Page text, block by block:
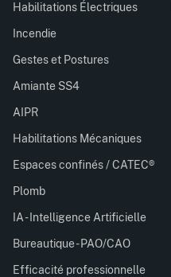
Habilitations Électriques
Incendie
Gestes et Postures
Amiante SS4
AIPR
Habilitations Mécaniques
Espaces confinés / CATEC®
Plomb
IA - Intelligence Artificielle
Bureautique - PAO/CAO
Efficacité professionnelle